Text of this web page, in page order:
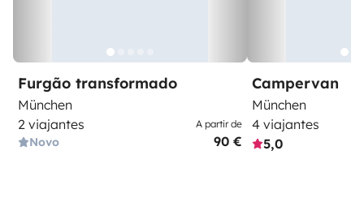
Furgão transformado
München
2 viajantes
Novo
A partir de
90 €
Campervan
München
4 viajantes
5,0